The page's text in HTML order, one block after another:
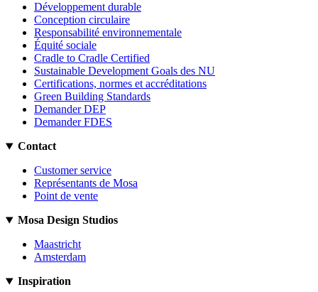
Développement durable
Conception circulaire
Responsabilité environnementale
Équité sociale
Cradle to Cradle Certified
Sustainable Development Goals des NU
Certifications, normes et accréditations
Green Building Standards
Demander DEP
Demander FDES
Contact
Customer service
Représentants de Mosa
Point de vente
Mosa Design Studios
Maastricht
Amsterdam
Inspiration